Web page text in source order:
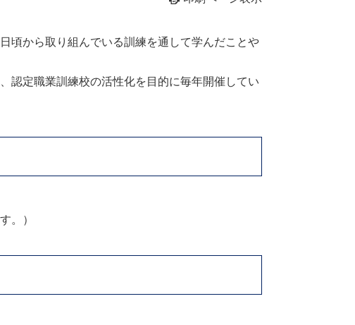
頃から取り組んでいる訓練を通して学んだことや
認定職業訓練校の活性化を目的に毎年開催してい
。）